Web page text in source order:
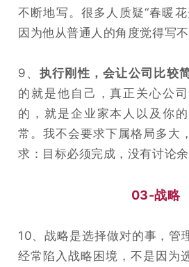
不断地写。很多人质疑“春暖花
因为他从普通人的角度觉得写不
9、 执行刚性，会让公司比较简
的就是他自己，真正关心公
的，就是企业家本人以及你
常。我不会要求下属格局多大
求：目标必须完成，没有讨论余
03-战略
10、战略是选择做对的事，管
经常陷入战略困境，不是因为